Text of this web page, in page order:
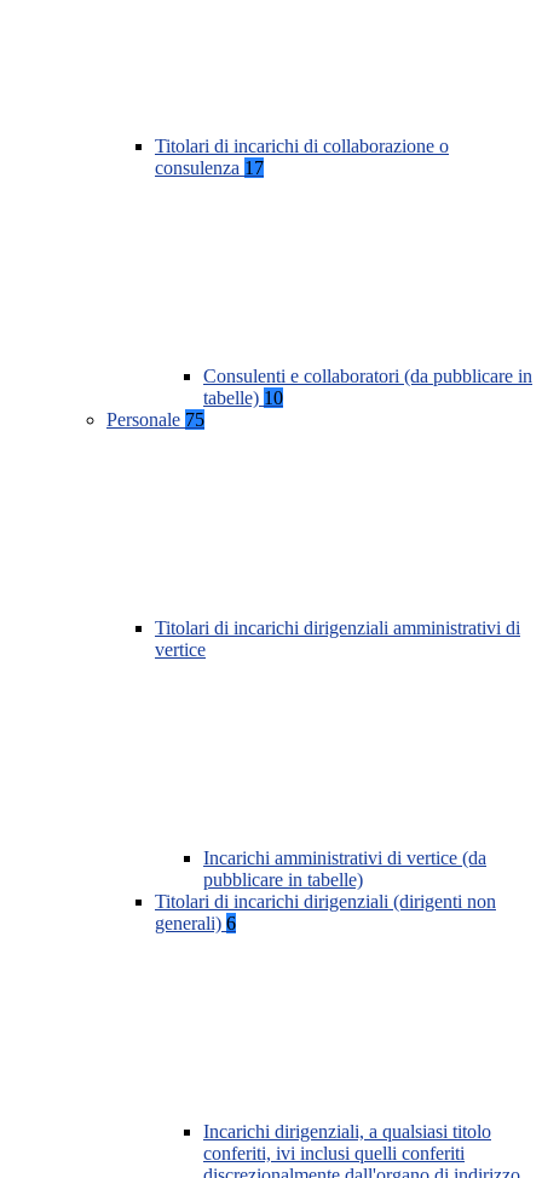
Titolari di incarichi di collaborazione o
consulenza 17
Consulenti e collaboratori (da pubblicare in
tabelle) 10
Personale 75
Titolari di incarichi dirigenziali amministrativi di
vertice
Incarichi amministrativi di vertice (da
pubblicare in tabelle)
Titolari di incarichi dirigenziali (dirigenti non
generali) 6
Incarichi dirigenziali, a qualsiasi titolo
conferiti, ivi inclusi quelli conferiti